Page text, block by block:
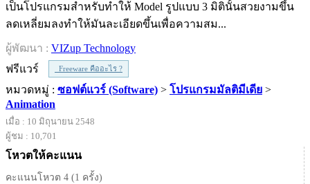
เป็นโปรแกรมสำหรับทำให้ Model รูปแบบ 3 มิตินั้นสวยงามขึ้น
ลดเหลี่ยมลงทำให้มันละเอียดขึ้นเพื่อความสม...
ผู้พัฒนา : VIZup Technology
ฟรีแวร์
Freeware คืออะไร ?
หมวดหมู่ : ซอฟต์แวร์ (Software) > โปรแกรมมัลติมีเดีย >
Animation
เมื่อ : 10 มิถุนายน 2548
ผู้ชม : 10,701
โหวตให้คะแนน
คะแนนโหวต 4 (1 ครั้ง)